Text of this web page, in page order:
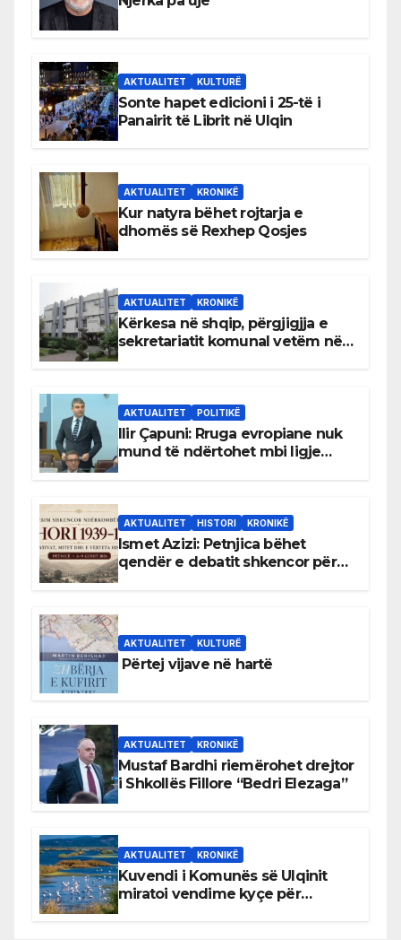
AKTUALITET KULTURË
Sonte hapet edicioni i 25-të i
Panairit të Librit në Ulqin
AKTUALITET KRONIKË
Kur natyra bëhet rojtarja e
dhomës së Rexhep Qosjes
AKTUALITET KRONIKË
Kërkesa në shqip, përgjigjja e
sekretariatit komunal vetëm në
AKTUALITET POLITIKË
Ilir Çapuni: Rruga evropiane nuk
mund të ndërtohet mbi ligje
AKTUALITET HISTORI KRONIKË
Ismet Azizi: Petnjica bëhet
qendër e debatit shkencor për
AKTUALITET KULTURË
Përtej vijave në hartë
AKTUALITET KRONIKË
Mustaf Bardhi riemërohet drejtor
i Shkollës Fillore “Bedri Elezaga”
AKTUALITET KRONIKË
Kuvendi i Komunës së Ulqinit
miratoi vendime kyçe për